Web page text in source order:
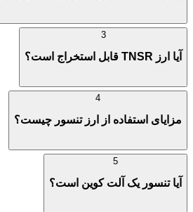
آیا ارز TNSR قابل استخراج است؟
مزایای استفاده از ارز تنسور چیست؟
آیا تنسور یک آلت کوین است؟